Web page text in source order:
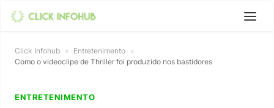
Click Infohub » Entretenimento »
Como o videoclipe de Thriller foi produzido nos bastidores
ENTRETENIMENTO